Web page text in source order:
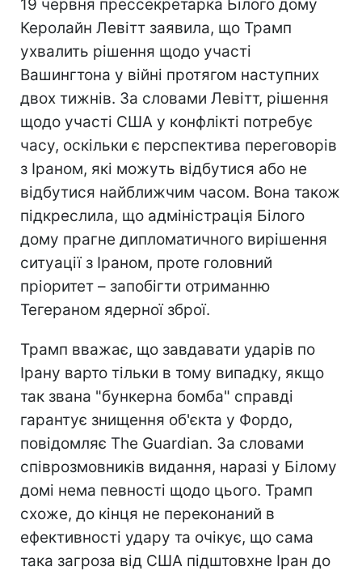
19 червня прессекретарка Білого дому
Керолайн Левітт заявила, що Трамп
ухвалить рішення щодо участі
Вашингтона у війні протягом наступних
двох тижнів. За словами Левітт, рішення
щодо участі США у конфлікті потребує
часу, оскільки є перспектива переговорів
з Іраном, які можуть відбутися або не
відбутися найближчим часом. Вона також
підкреслила, що адміністрація Білого
дому прагне дипломатичного вирішення
ситуації з Іраном, проте головний
пріоритет – запобігти отриманню
Тегераном ядерної зброї.
Трамп вважає, що завдавати ударів по
Ірану варто тільки в тому випадку, якщо
так звана "бункерна бомба" справді
гарантує знищення об'єкта у Фордо,
повідомляє The Guardian. За словами
співрозмовників видання, наразі у Білому
домі нема певності щодо цього. Трамп
схоже, до кінця не переконаний в
ефективності удару та очікує, що сама
така загроза від США підштовхне Іран до